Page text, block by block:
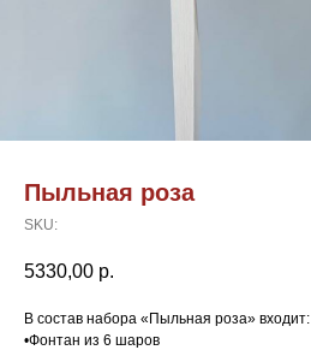
Пыльная роза
SKU:
5330,00 р.
В состав набора «Пыльная роза» входит:
•Фонтан из 6 шаров